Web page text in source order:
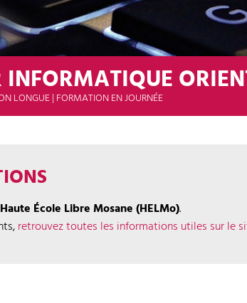
INFORMATIQUE
LONGUE | FORMATION EN JOURNÉE
Haute École Libre Mosane (HELMo).
retrouvez toutes les informations utiles sur le